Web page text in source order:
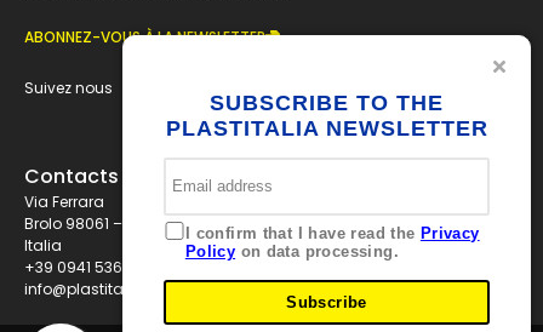
SUBSCRIBE TO THE
PLASTITALIA NEWSLETTER
I confirm that I have read the Privacy
Policy on data processing.
Subscribe
ABONNEZ-VOUS À LA NEWSLETTER
Suivez nous
Contacts
Via Ferrara
Brolo 98061 – ME
Italia
+39 0941 536311
info@plastitaliaspa.com